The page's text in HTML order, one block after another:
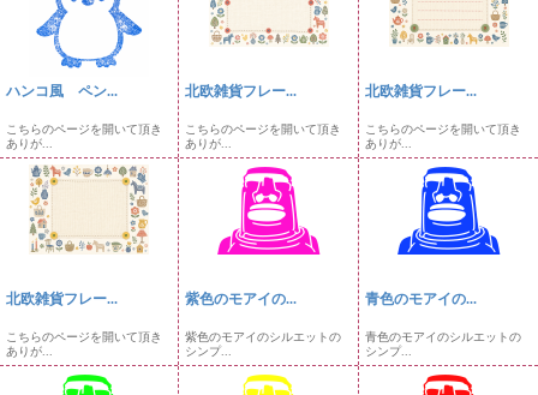
ハンコ風 ペン...
こちらのページを開いて頂き
ありが...
北欧雑貨フレー...
こちらのページを開いて頂き
ありが...
北欧雑貨フレー...
こちらのページを開いて頂き
ありが...
北欧雑貨フレー...
こちらのページを開いて頂き
ありが...
紫色のモアイの...
紫色のモアイのシルエットの
シンプ...
青色のモアイの...
青色のモアイのシルエットの
シンプ...